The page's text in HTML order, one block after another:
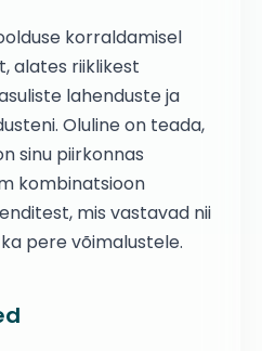
korraldamisel
alates riiklikest
lahenduste ja
Oluline on teada,
sinu piirkonnas
kombinatsioon
mis vastavad nii
pere võimalustele.